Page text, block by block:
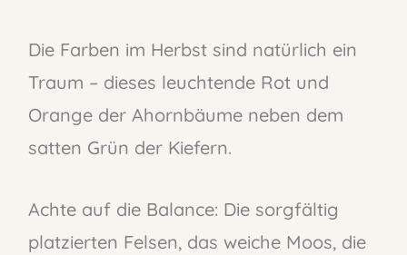
Die Farben im Herbst sind natürlich ein
Traum – dieses leuchtende Rot und
Orange der Ahornbäume neben dem
satten Grün der Kiefern.
Achte auf die Balance: Die sorgfältig
platzierten Felsen, das weiche Moos, die